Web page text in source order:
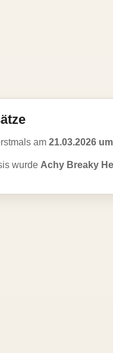
am 21.03.2026
wurde Achy Breaky